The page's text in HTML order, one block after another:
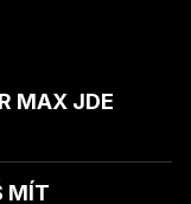
MAX JDE
MÍT